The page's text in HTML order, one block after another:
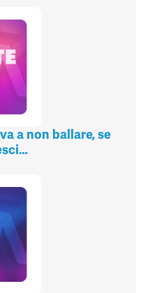
a non ballare, se